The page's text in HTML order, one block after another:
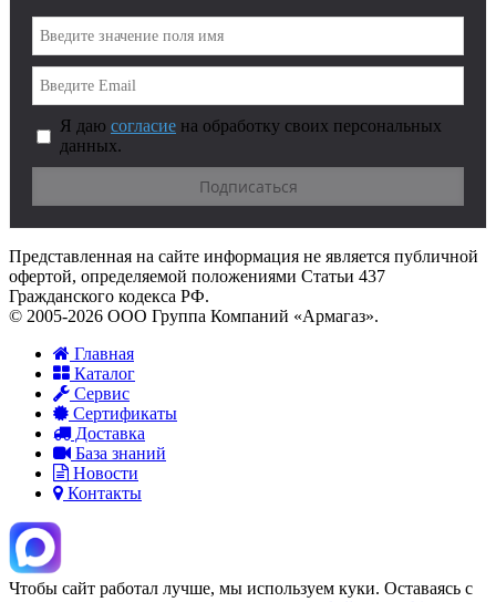
Я даю согласие на обработку своих персональных
данных.
Представленная на сайте информация не является публичной
офертой, определяемой положениями Статьи 437
Гражданского кодекса РФ.
© 2005-2026 ООО Группа Компаний «Армагаз».
Главная
Каталог
Сервис
Сертификаты
Доставка
База знаний
Новости
Контакты
Чтобы сайт работал лучше, мы используем куки. Оставаясь с